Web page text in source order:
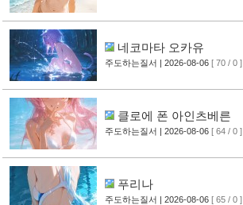
네코마타 오카유
주도하는질서 | 2026-08-06 [ 70 / 0 ]
클로에 폰 아인츠베른
주도하는질서 | 2026-08-06 [ 64 / 0 ]
푸리나
주도하는질서 | 2026-08-06 [ 65 / 0 ]